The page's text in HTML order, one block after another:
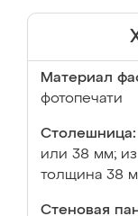
Материал
фотопечати
Столешница:
или 38 мм;
толщина 38
Стеновая